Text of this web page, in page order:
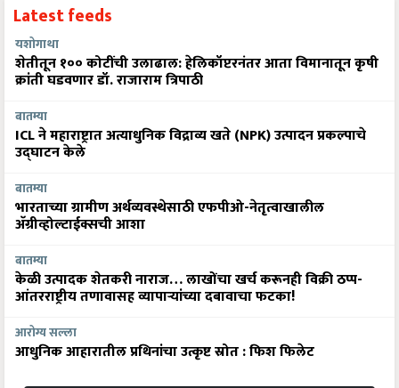
Latest feeds
यशोगाथा
शेतीतून १०० कोटींची उलाढाल: हेलिकॉप्टरनंतर आता विमानातून कृषी
क्रांती घडवणार डॉ. राजाराम त्रिपाठी
बातम्या
ICL ने महाराष्ट्रात अत्याधुनिक विद्राव्य खते (NPK) उत्पादन प्रकल्पाचे
उद्घाटन केले
बातम्या
भारताच्या ग्रामीण अर्थव्यवस्थेसाठी एफपीओ-नेतृत्वाखालील
अ‍ॅग्रीव्होल्टाईक्सची आशा
बातम्या
केळी उत्पादक शेतकरी नाराज… लाखोंचा खर्च करूनही विक्री ठप्प-
आंतरराष्ट्रीय तणावासह व्यापाऱ्यांच्या दबावाचा फटका!
आरोग्य सल्ला
आधुनिक आहारातील प्रथिनांचा उत्कृष्ट स्रोत : फिश फिलेट